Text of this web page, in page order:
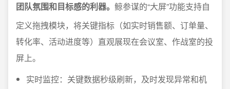
团队氛围和目标感的利器。 鲸参谋的“大屏”功能支持自
定义拖拽模块，将关键指标（如实时销售额、订单量、
转化率、活动进度等）直观展现在会议室、作战室的投
屏上。
实时监控：关键数据秒级刷新，及时发现异常和机